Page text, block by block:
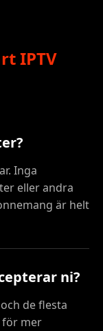
IPTV
Inga
eller andra
är helt
ni?
de flesta
för mer